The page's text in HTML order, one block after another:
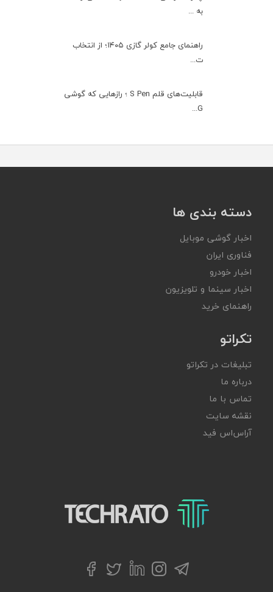
به ...
راهنمای جامع کولر گازی ۱۴۰۵؛ از انتخاب
ت...
قابلیت‌های قلم S Pen ؛ رازهایی که گوشی
G...
دسته بندی ها
اخبار گوشی موبایل
فناوری ایران
اخبار خودرو
اخبار سینما و تلویزیون
راهنمای خرید
تکراتو
تبلیغات در تکراتو
درباره ما
تماس با ما
نقشه سایت
آر‌اس‌اس فید
تکراتو – زندگی با تکنولوژی
تلگراماینستاگرام
لینکداینتوییترفیسبوک